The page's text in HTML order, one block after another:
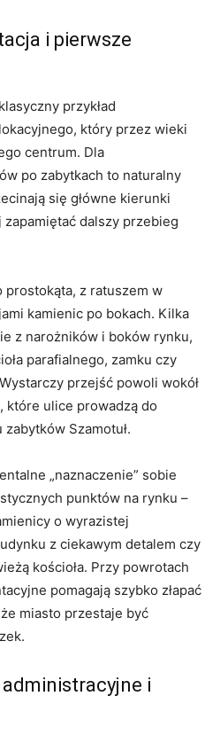
i pierwsze
przykład
który przez wieki
centrum. Dla
po zabytkach to naturalny
się główne kierunki
zapamiętać dalszy przebieg
prostokąta, z ratuszem w
kamienic po bokach. Kilka
z narożników i boków rynku,
parafialnego, zamku czy
przejść powoli wokół
które ulice prowadzą do
Szamotuł.
„naznaczenie” sobie
punktów na rynku –
o wyrazistej
z ciekawym detalem czy
kościoła. Przy powrotach
pomagają szybko złapać
miasto przestaje być
i